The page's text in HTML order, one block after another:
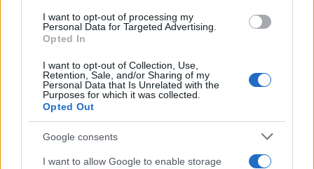
I want to opt-out of processing my
Personal Data for Targeted Advertising.
Opted In
I want to opt-out of Collection, Use,
Retention, Sale, and/or Sharing of my
Personal Data that Is Unrelated with the
Purposes for which it was collected.
Opted Out
Google consents
I want to allow Google to enable storage
commercio con la Cina è “asimmetrico”,
“sbilanciato”. La competizione “non è equa”. Le
società cinesi possono gareggiare per i nostri
appalti pubblici, ma le nostre in Cina no.
“Chiediamo reciprocità”. Le ricordate? Sono le
parole con le quali un paio d’anni fa il presidente
Trump si è attirato gli strali dei leader europei per
vilipendio di globalizzazione e apologia di